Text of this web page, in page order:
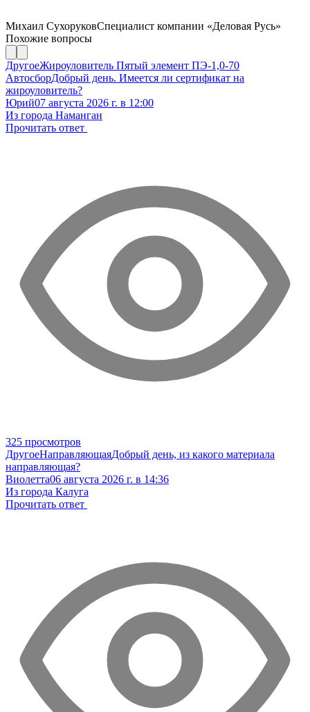
Михаил СухоруковСпециалист компании «Деловая Русь»
Похожие вопросы
ДругоеЖироуловитель Пятый элемент ПЭ-1,0-70
АвтосборДобрый день. Имеется ли сертификат на
жироуловитель?
Юрий07 августа 2026 г. в 12:00
Из города Наманган
Прочитать ответ
325 просмотров
ДругоеНаправляющаяДобрый день, из какого материала
направляющая?
Виолетта06 августа 2026 г. в 14:36
Из города Калуга
Прочитать ответ